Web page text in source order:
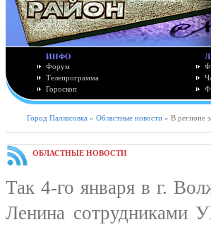
ИНФО
Форум
Телепрограмма
Гороскоп
Город Палласовка » Областные новости » В регионе
ОБЛАСТНЫЕ НОВОСТИ
Так 4-го января в г.
Ленина сотрудниками